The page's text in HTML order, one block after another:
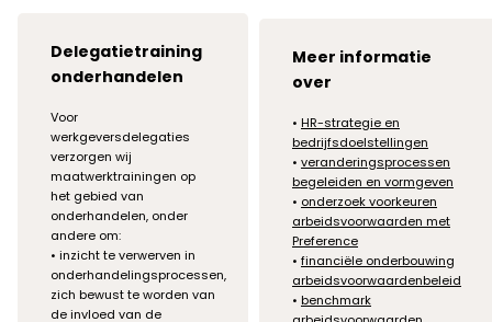
Delegatietraining
onderhandelen
Voor
werkgeversdelegaties
verzorgen wij
maatwerktrainingen op
het gebied van
onderhandelen, onder
andere om:
• inzicht te verwerven in
onderhandelingsprocessen,
zich bewust te worden van
de invloed van de
Meer informatie
over
• HR-strategie en
bedrijfsdoelstellingen
• veranderingsprocessen
begeleiden en vormgeven
• onderzoek voorkeuren
arbeidsvoorwaarden met
Preference
• financiële onderbouwing
arbeidsvoorwaardenbeleid
• benchmark